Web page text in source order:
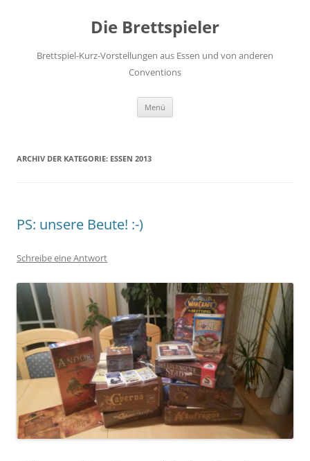
Die Brettspieler
Brettspiel-Kurz-Vorstellungen aus Essen und von anderen
Conventions
Menü
ARCHIV DER KATEGORIE: ESSEN 2013
PS: unsere Beute! :-)
Schreibe eine Antwort